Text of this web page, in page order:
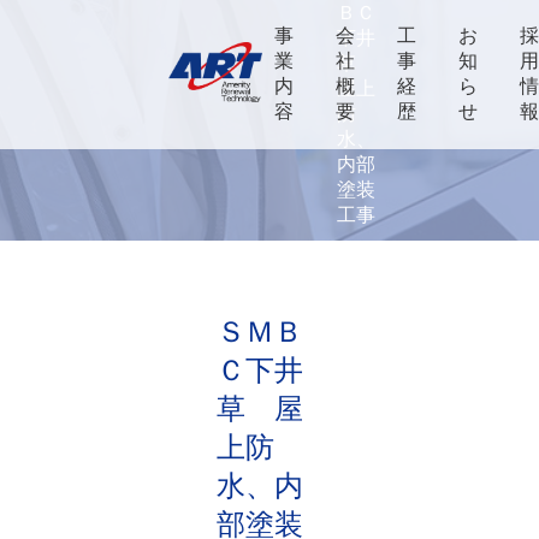
事
業
内
容
会
社
概
要
工
事
経
歴
お
知
ら
せ
下井
草
屋上
防
内部
塗装
工事
ＳＭＢ
Ｃ下井
草 屋
上防
水、内
部塗装